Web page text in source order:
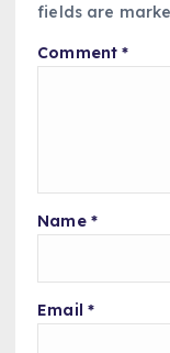
fields are
Comment*
Name *
Email *